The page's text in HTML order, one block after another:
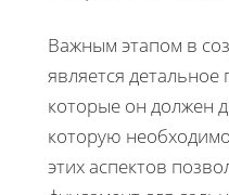
Важным этапом в
является
которые он должен
которую
этих аспектов